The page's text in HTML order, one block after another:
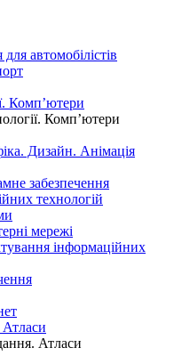
автомобілістів
Комп’ютери
Комп’ютери
Дизайн. Анімація
забезпечення
технологій
мережі
інформаційних
Атласи
Атласи